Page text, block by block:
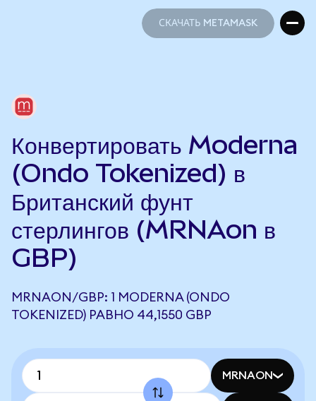
СКАЧАТЬ METAMASK
Конвертировать Moderna
(Ondo Tokenized) в
Британский фунт
стерлингов (MRNAon в
GBP)
MRNAON/GBP: 1 MODERNA (ONDO
TOKENIZED) РАВНО 44,1550 GBP
MRNAON